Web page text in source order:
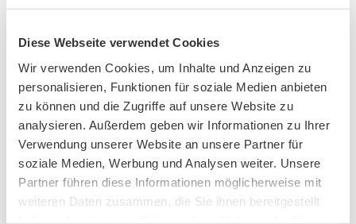
Diese Webseite verwendet Cookies
Wir verwenden Cookies, um Inhalte und Anzeigen zu
personalisieren, Funktionen für soziale Medien anbieten
zu können und die Zugriffe auf unsere Website zu
analysieren. Außerdem geben wir Informationen zu Ihrer
Verwendung unserer Website an unsere Partner für
soziale Medien, Werbung und Analysen weiter. Unsere
Partner führen diese Informationen möglicherweise mit
weiteren Daten zusammen, die Sie ihnen bereitgestellt
PHONSTUDIO Sendung Juli 2026
Neue Bio Genusstour
Ankündigung Jahres-Mitgliederversammlung
2026